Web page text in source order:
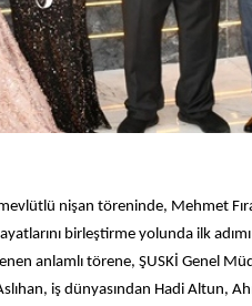
nişan töreninde, Mehmet
birleştirme yolunda ilk
anlamlı törene, ŞUSKİ Genel
iş dünyasından Hadi Altun,